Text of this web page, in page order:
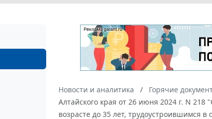
Новости и аналитика Горячие
Алтайского края от 26 июня 2024 г. N
возрасте до 35 лет, трудоустроившимся